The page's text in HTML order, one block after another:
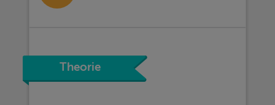
Theorie